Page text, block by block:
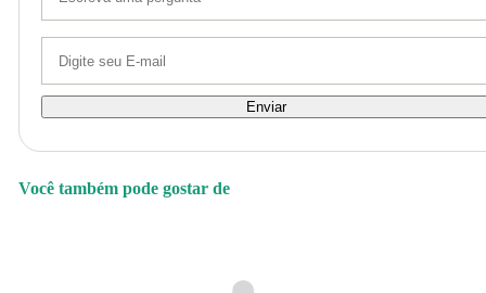
Enviar
Você também pode gostar de